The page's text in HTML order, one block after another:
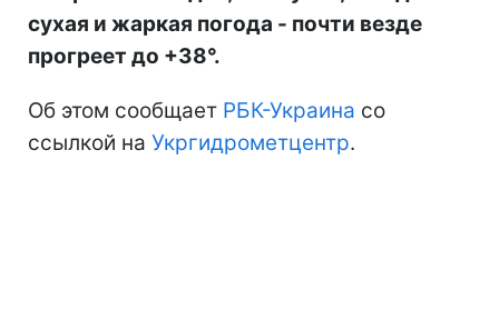
сухая и жаркая погода - почти везде
прогреет до +38°.
Об этом сообщает РБК-Украина со
ссылкой на Укргидрометцентр.